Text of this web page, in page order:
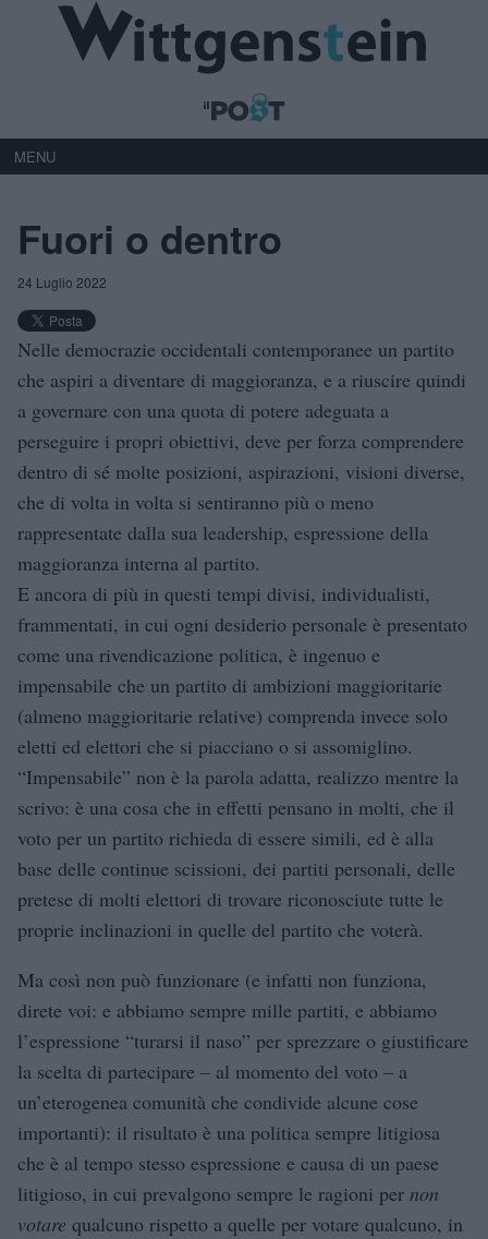
MENU
Fuori o dentro
24 Luglio 2022
Nelle democrazie occidentali contemporanee un partito
che aspiri a diventare di maggioranza, e a riuscire quindi
a governare con una quota di potere adeguata a
perseguire i propri obiettivi, deve per forza comprendere
dentro di sé molte posizioni, aspirazioni, visioni diverse,
che di volta in volta si sentiranno più o meno
rappresentate dalla sua leadership, espressione della
maggioranza interna al partito.
E ancora di più in questi tempi divisi, individualisti,
frammentati, in cui ogni desiderio personale è presentato
come una rivendicazione politica, è ingenuo e
impensabile che un partito di ambizioni maggioritarie
(almeno maggioritarie relative) comprenda invece solo
eletti ed elettori che si piacciano o si assomiglino.
“Impensabile” non è la parola adatta, realizzo mentre la
scrivo: è una cosa che in effetti pensano in molti, che il
voto per un partito richieda di essere simili, ed è alla
base delle continue scissioni, dei partiti personali, delle
pretese di molti elettori di trovare riconosciute tutte le
proprie inclinazioni in quelle del partito che voterà.
Ma così non può funzionare (e infatti non funziona,
direte voi: e abbiamo sempre mille partiti, e abbiamo
l’espressione “turarsi il naso” per sprezzare o giustificare
la scelta di partecipare – al momento del voto – a
un’eterogenea comunità che condivide alcune cose
importanti): il risultato è una politica sempre litigiosa
che è al tempo stesso espressione e causa di un paese
litigioso, in cui prevalgono sempre le ragioni per non
votare qualcuno rispetto a quelle per votare qualcuno, in